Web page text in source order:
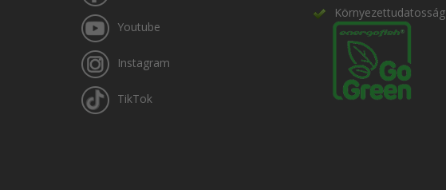
Youtube
Instagram
TikTok
Környezettudatosság